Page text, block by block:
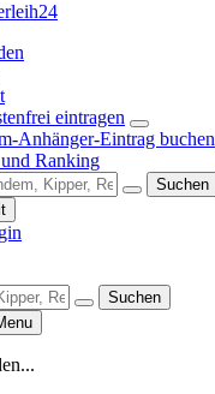
eintragen
Anhänger-Eintrag buchen
Ranking
Suchen
Suchen